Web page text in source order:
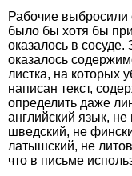
Рабочие выбросили
было бы хотя бы
оказалось в
оказалось
листка, на которых
написан текст,
определить даже
английский язык,
шведский, не
латышский, не
что в письме